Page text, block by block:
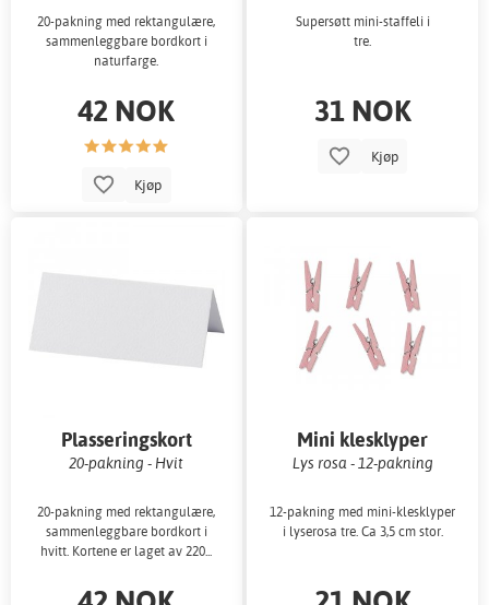
20-pakning med rektangulære,
sammenleggbare bordkort i
naturfarge.
42 NOK
Kjøp
Supersøtt mini-staffeli i
tre.
31 NOK
Kjøp
Plasseringskort
20-pakning - Hvit
20-pakning med rektangulære,
sammenleggbare bordkort i
hvitt. Kortene er laget av 220...
Mini klesklyper
Lys rosa - 12-pakning
12-pakning med mini-klesklyper
i lyserosa tre. Ca 3,5 cm stor.